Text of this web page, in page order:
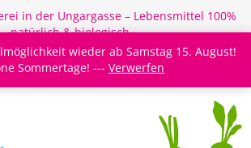
in der Ungargasse – Lebensmittel 100%
natürlich & biologisch
Newsletter Meine Merkzettel
wieder ab Samstag 15. August!
Sommertage! --- Verwerfen